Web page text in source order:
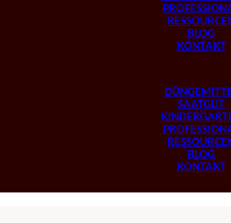
BLOG
KONTAKT
SAATGUT
BLOG
KONTAKT